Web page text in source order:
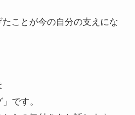
ことが今の自分の支えにな
です。